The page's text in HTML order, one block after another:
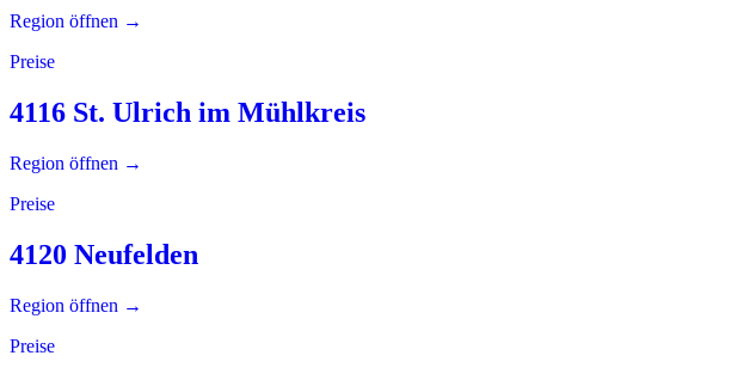
Region öffnen →
Preise
4116 St. Ulrich im Mühlkreis
Region öffnen →
Preise
4120 Neufelden
Region öffnen →
Preise